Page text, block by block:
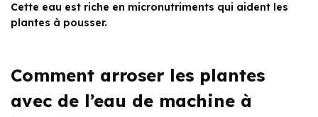
Cette eau est riche en micronutriments qui aident les
plantes à pousser.
Comment arroser les plantes
avec de l’eau de machine à